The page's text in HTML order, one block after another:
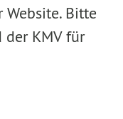
Bitte
KMV für